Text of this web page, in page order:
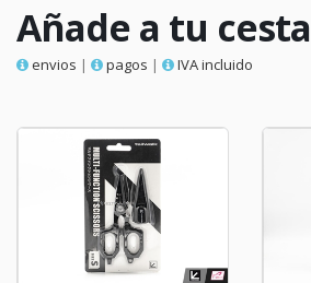
Añade a tu cesta
envios | pagos | IVA incluido